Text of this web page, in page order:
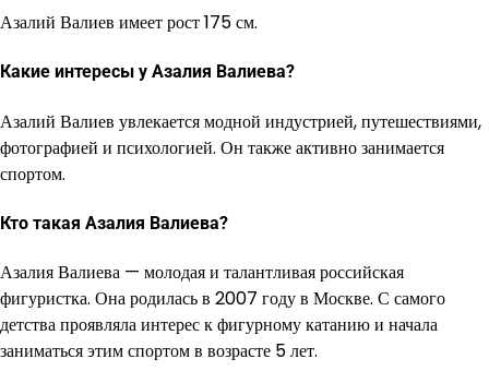
Азалий Валиев имеет рост 175 см.
Какие интересы у Азалия Валиева?
Азалий Валиев увлекается модной индустрией, путешествиями,
фотографией и психологией. Он также активно занимается
спортом.
Кто такая Азалия Валиева?
Азалия Валиева — молодая и талантливая российская
фигуристка. Она родилась в 2007 году в Москве. С самого
детства проявляла интерес к фигурному катанию и начала
заниматься этим спортом в возрасте 5 лет.